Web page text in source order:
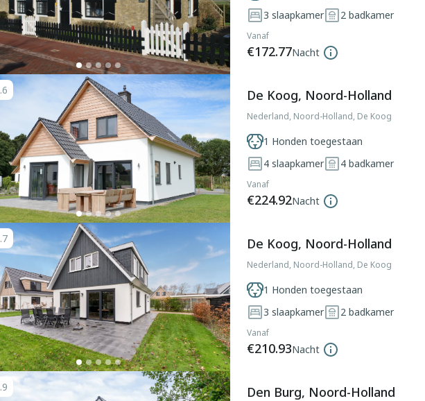
3 slaapkamer 2 badkamer
Vanaf
€172.77Nacht
De Koog, Noord-Holland
Nederland, Noord-Holland, De Koog
1 Honden toegestaan
4 slaapkamer 4 badkamer
Vanaf
€224.92Nacht
De Koog, Noord-Holland
Nederland, Noord-Holland, De Koog
1 Honden toegestaan
3 slaapkamer 2 badkamer
Vanaf
€210.93Nacht
Den Burg, Noord-Holland